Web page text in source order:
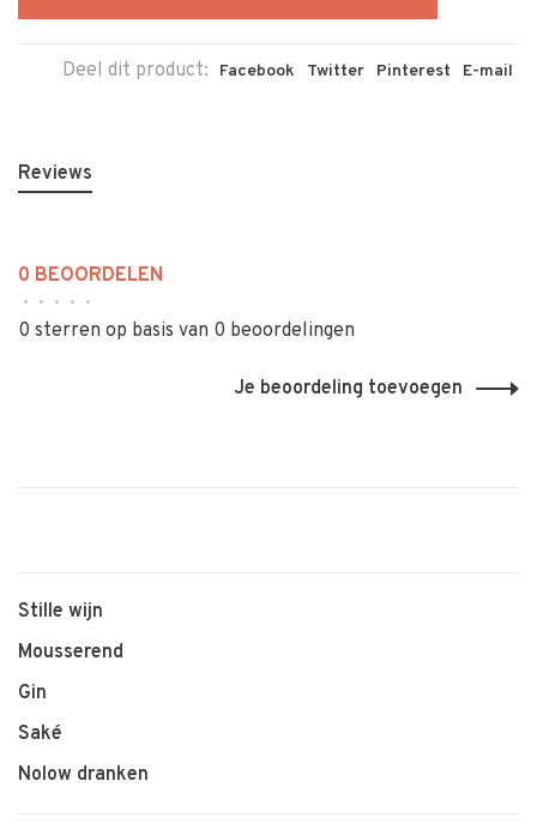
Deel dit product: Facebook Twitter Pinterest E-mail
Reviews
0 BEOORDELEN
• • • • •
0 sterren op basis van 0 beoordelingen
Je beoordeling toevoegen
Stille wijn
Mousserend
Gin
Saké
Nolow dranken